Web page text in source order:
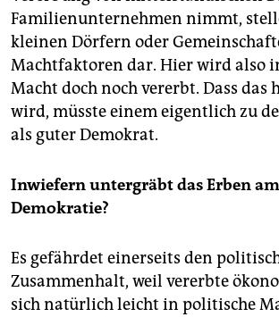
Familienunternehmen nimmt,
kleinen Dörfern oder
Machtfaktoren dar. Hier wird also
Macht doch noch vererbt. Dass
wird, müsste einem eigentlich zu
als guter Demokrat.
Inwiefern untergräbt das Erben
Demokratie?
Es gefährdet einerseits den
Zusammenhalt, weil vererbte
sich natürlich leicht in politische